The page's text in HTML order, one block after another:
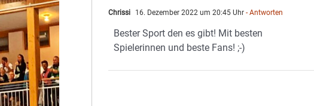
Chrissi 16. Dezember 2022 um 20:45 Uhr - Antworten
Bester Sport den es gibt! Mit besten
Spielerinnen und beste Fans! ;-)